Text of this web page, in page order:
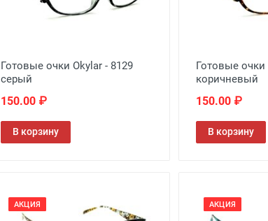
Готовые очки Okylar - 8129
серый
150.00 ₽
В корзину
Готовые очки
коричневый
150.00 ₽
В корзину
АКЦИЯ АКЦИЯ